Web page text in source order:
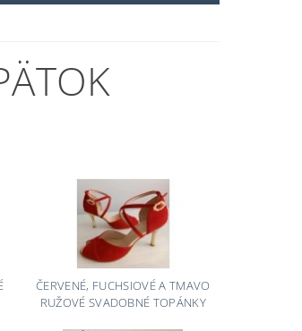
ČERVENÉ, FUCHSIOVÉ A TMAVO
RUŽOVÉ SVADOBNÉ TOPÁNKY